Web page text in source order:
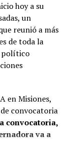
hoy a su
un
reunió a más
de toda la
político
en Misiones,
convocatoria
convocatoria,
va a